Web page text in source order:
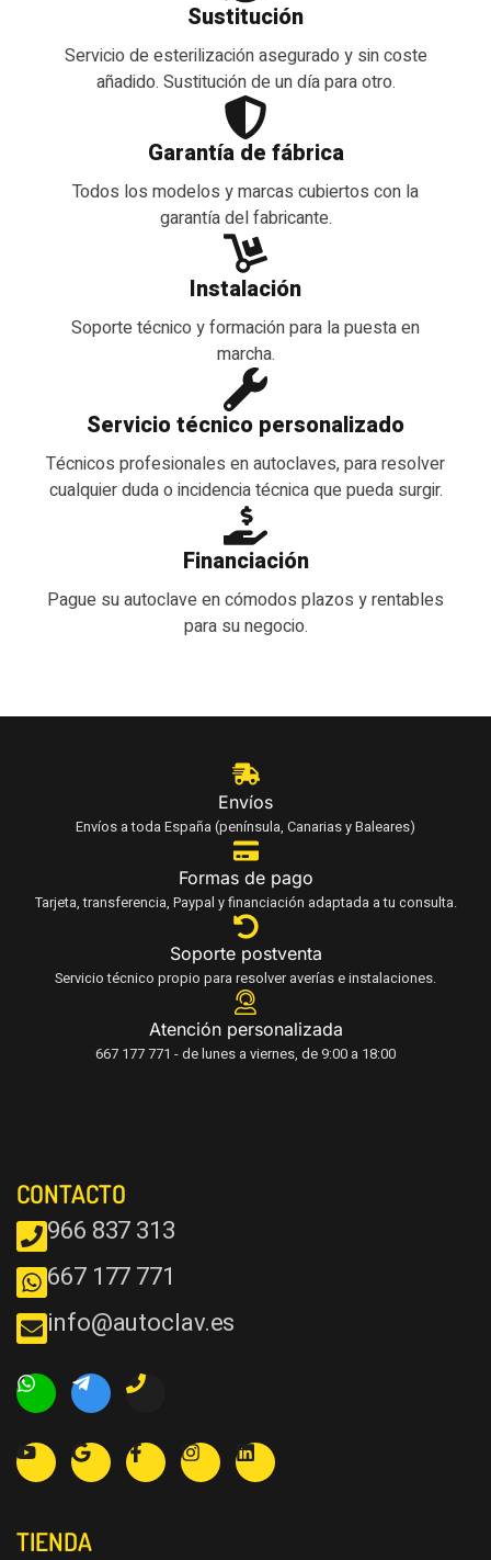
Sustitución
Servicio de esterilización asegurado y sin coste
añadido. Sustitución de un día para otro.
Garantía de fábrica
Todos los modelos y marcas cubiertos con la
garantía del fabricante.
Instalación
Soporte técnico y formación para la puesta en
marcha.
Servicio técnico personalizado
Técnicos profesionales en autoclaves, para resolver
cualquier duda o incidencia técnica que pueda surgir.
Financiación
Pague su autoclave en cómodos plazos y rentables
para su negocio.
Envíos
Envíos a toda España (península, Canarias y Baleares)
Formas de pago
Tarjeta, transferencia, Paypal y financiación adaptada a tu consulta.
Soporte postventa
Servicio técnico propio para resolver averías e instalaciones.
Atención personalizada
667 177 771 - de lunes a viernes, de 9:00 a 18:00
CONTACTO
966 837 313
667 177 771
info@autoclav.es
TIENDA